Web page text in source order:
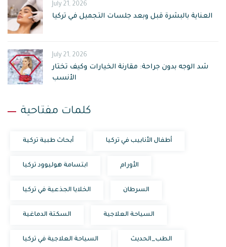
July 21, 2026
العناية بالبشرة قبل وبعد جلسات التجميل في تركيا
July 21, 2026
شد الوجه بدون جراحة: مقارنة الخيارات وكيف تختار
الأنسب
كلمات مفتاحية
أبحاث طبية تركية أطفال الأنابيب في تركيا
ابتسامة هوليوود تركيا الأورام
الخلايا الجذعية في تركيا السرطان
السكتة الدماغية السياحة العلاجية
السياحة العلاجية في تركيا الطب_الحديث